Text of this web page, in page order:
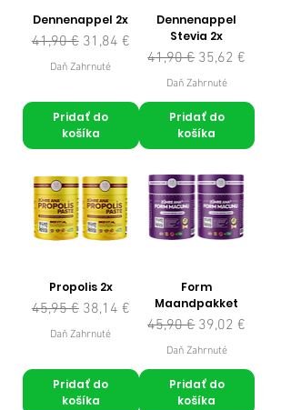
Dennenappel 2x
Normálna cena
41,90 € Zľavnená cena
31,84 €
Daň Zahrnuté
Pridať do
košíka
Dennenappel
Stevia 2x
Normálna cena
41,90 € Zľavnená cena
35,62 €
Daň Zahrnuté
Pridať do
košíka
Propolis 2x
Normálna cena
45,95 € Zľavnená cena
38,14 €
Daň Zahrnuté
Pridať do
košíka
Form
Maandpakket
Normálna cena
45,90 € Zľavnená cena
39,02 €
Daň Zahrnuté
Pridať do
košíka